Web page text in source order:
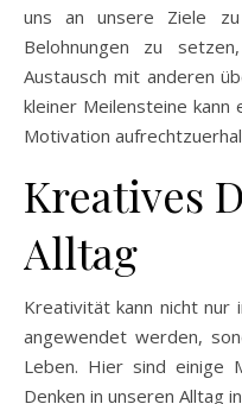
uns an unsere Ziele
Belohnungen zu
Austausch mit anderen
kleiner Meilensteine kann
Motivation
Kreatives
Alltag
Kreativität kann nicht nur
angewendet werden,
Leben. Hier sind einige
Denken in unseren Alltag